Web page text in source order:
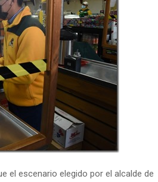
el escenario elegido por el alcalde de